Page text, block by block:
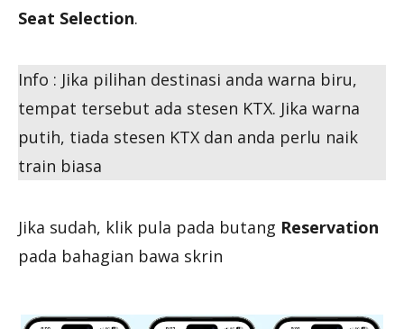
Seat Selection.
Info : Jika pilihan destinasi anda warna biru,
tempat tersebut ada stesen KTX. Jika warna
putih, tiada stesen KTX dan anda perlu naik
train biasa
Jika sudah, klik pula pada butang Reservation
pada bahagian bawa skrin